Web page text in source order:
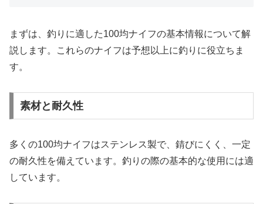
まずは、釣りに適した100均ナイフの基本情報について解
説します。これらのナイフは予想以上に釣りに役立ちま
す。
素材と耐久性
多くの100均ナイフはステンレス製で、錆びにくく、一定
の耐久性を備えています。釣りの際の基本的な使用には適
しています。